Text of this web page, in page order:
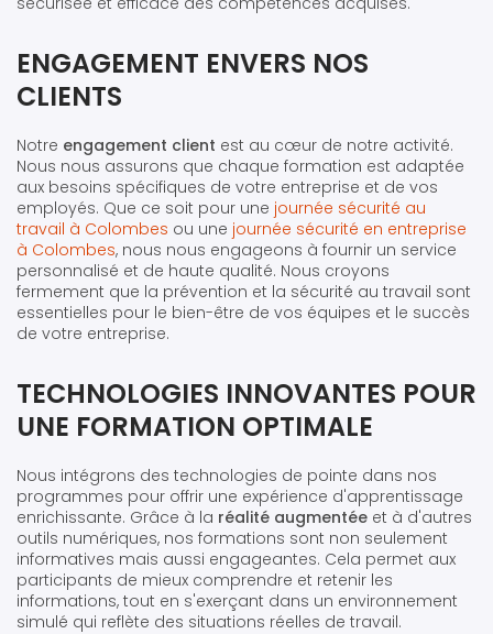
ENGAGEMENT ENVERS NOS
CLIENTS
Notre engagement client est au cœur de notre activité.
Nous nous assurons que chaque formation est adaptée
aux besoins spécifiques de votre entreprise et de vos
employés. Que ce soit pour une journée sécurité au
travail à Colombes ou une journée sécurité en entreprise
à Colombes, nous nous engageons à fournir un service
personnalisé et de haute qualité. Nous croyons
fermement que la prévention et la sécurité au travail sont
essentielles pour le bien-être de vos équipes et le succès
de votre entreprise.
TECHNOLOGIES INNOVANTES POUR
UNE FORMATION OPTIMALE
Nous intégrons des technologies de pointe dans nos
programmes pour offrir une expérience d'apprentissage
enrichissante. Grâce à la réalité augmentée et à d'autres
outils numériques, nos formations sont non seulement
informatives mais aussi engageantes. Cela permet aux
participants de mieux comprendre et retenir les
informations, tout en s'exerçant dans un environnement
simulé qui reflète des situations réelles de travail.